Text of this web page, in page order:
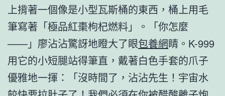
上揹著一個像是小型瓦斯桶的東西，桶上用毛
筆寫著「極品紅棗枸杞燃料」。「你怎麼
——」廖沾沾驚訝地瞪大了眼包養網睛。K-999
用它的小短腿站得筆直，戴著白色手套的爪子
優雅地一揮：「沒時間了，沾沾先生！宇宙水